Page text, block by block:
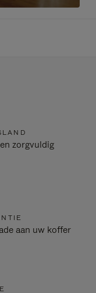
zorgvuldig
aan uw koffer